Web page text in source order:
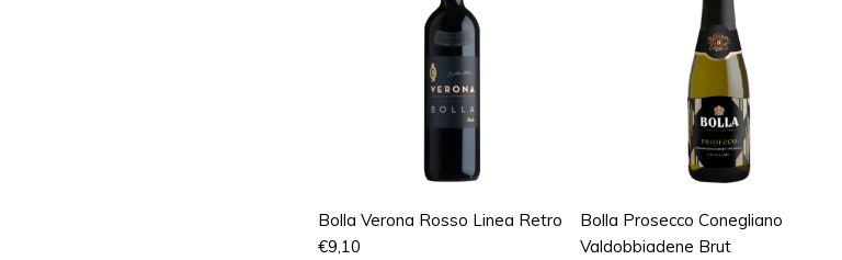
Bolla Verona Rosso Linea Retro
€9,10
Bolla Prosecco Conegliano
Valdobbiadene Brut